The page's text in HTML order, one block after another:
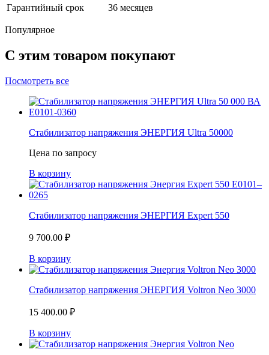
Гарантийный срок 36 месяцев
Популярное
С этим товаром покупают
Посмотреть все
Стабилизатор напряжения ЭНЕРГИЯ Ultra 50000
Цена по запросу
В корзину
Стабилизатор напряжения ЭНЕРГИЯ Expert 550
9 700.00 ₽
В корзину
Стабилизатор напряжения ЭНЕРГИЯ Voltron Neo 3000
15 400.00 ₽
В корзину